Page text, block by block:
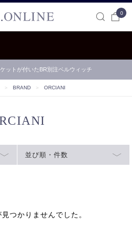
0
ットが付いたBR別注ベルウィッチ
＞ BRAND ＞ ORCIANI
並び順・件数
つかりませんでした。